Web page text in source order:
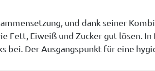
und dank seiner
Fett, Eiweiß und Zucker gut lösen.
bei. Der Ausgangspunkt für eine